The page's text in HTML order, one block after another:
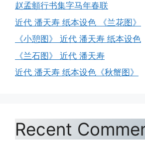
赵孟頫行书集字马年春联
近代 潘天寿 纸本设色 《兰花图》
《小憩图》 近代 潘天寿 纸本设色
《兰石图》 近代 潘天寿
近代 潘天寿 纸本设色《秋蟹图》
Recent